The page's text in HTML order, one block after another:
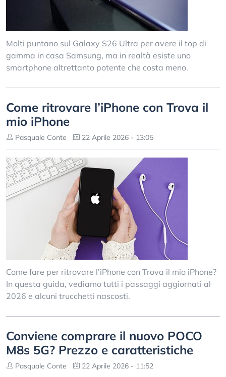
Molti puntano sul Galaxy S26 Ultra per avere il top di
gamma in casa Samsung, ma in realtà esiste uno
smartphone altrettanto potente che costa meno.
Come ritrovare l’iPhone con Trova il
mio iPhone
Pasquale Conte 22 Aprile 2026 - 13:05
Come fare per ritrovare l’iPhone con Trova il mio iPhone?
In questa guida, vediamo tutti i passaggi aggiornati al
2026 e alcuni trucchetti nascosti.
Conviene comprare il nuovo POCO
M8s 5G? Prezzo e caratteristiche
Pasquale Conte 22 Aprile 2026 - 11:52